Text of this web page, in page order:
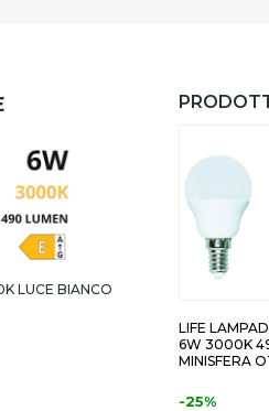
LUCE BIANCO
LIFE
6W 3000K
MINISFERA
-25%